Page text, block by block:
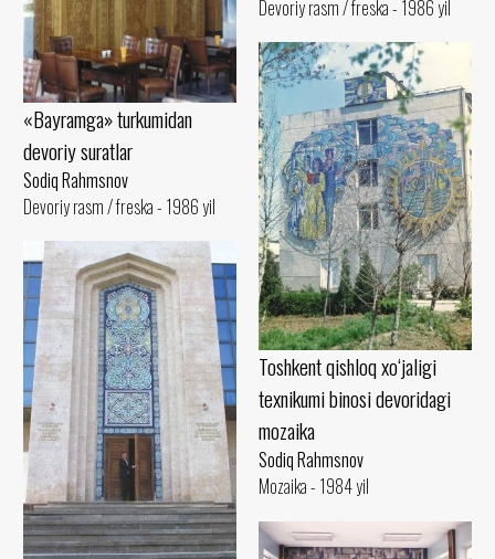
«Bayramga» turkumidan
devoriy suratlar
Sodiq Rahmsnov
Devoriy rasm / freska - 1986 yil
Devoriy rasm / freska - 1986 yil
Toshkent qishloq xo‘jaligi
texnikumi binosi devoridagi
mozaika
Sodiq Rahmsnov
Mozaika - 1984 yil